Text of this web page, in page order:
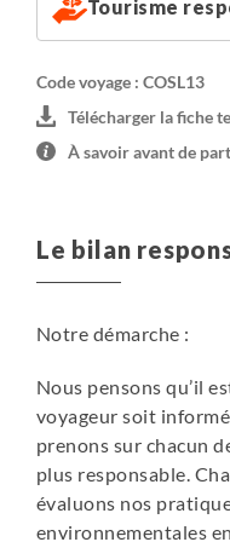
planification
reprendre ses
métamorphose.
spécifiques pour
grenouilles. Profitez du
avec des bungalows
Arenal - Hôtel 3*
Cet hôtel est une
superbe vue sur le
canopy.
Les 65 chambres ont
afin que vous ne
fenêtre ou votre
Tourisme
Code voyage : COSL13
Télécharger la fiche
À savoir avant de
Le bilan
Notre démarche :
Nous pensons qu’il
voyageur soit
prenons sur chacun
plus responsable.
évaluons nos
environnementales